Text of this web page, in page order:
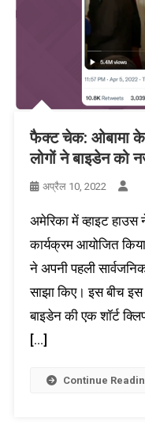
फैक्ट चेक: ओबामा के
लोगों ने बाइडेन को
अप्रैल 10, 2022
अमेरिका में व्हाइट
कार्यक्रम आयोजित
ने अपनी पहली
साझा किए। इस बीच इस
बाइडेन की एक शॉर्ट
[…]
Continue